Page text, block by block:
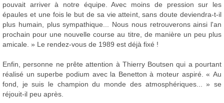
pouvait arriver à notre équipe. Avec moins de pression sur les
épaules et une fois le but de sa vie atteint, sans doute deviendra-t-il
plus humain, plus sympathique... Nous nous retrouverons ainsi l'an
prochain pour une nouvelle course au titre, de manière un peu plus
amicale. » Le rendez-vous de 1989 est déjà fixé !
Enfin, personne ne prête attention à Thierry Boutsen qui a pourtant
réalisé un superbe podium avec la Benetton à moteur aspiré. « Au
fond, je suis le champion du monde des atmosphériques... » se
réjouit-il peu après.